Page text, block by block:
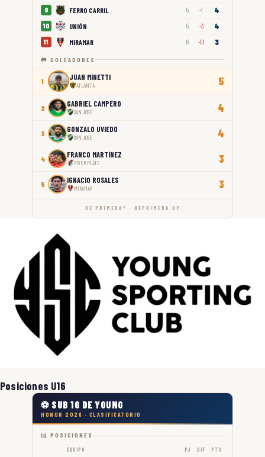
9 FERRO CARRIL 5 -1 4
10 UNIÓN 5 -3 4
11 MIRAMAR 6 -10 3
🥅 GOLEADORES
1 JUAN MINETTI
ATLANTA 5
2 GABRIEL CAMPERO
SAN JOSÉ 4
3 GONZALO UVIEDO
SAN JOSÉ 4
4 FRANCO MARTÍNEZ
RIVER PLATE 3
5 IGNACIO ROSALES
MIRAMAR 3
DE PRIMERA™ · DEPRIMERA.UY
Posiciones U16
⚽ SUB 16 DE YOUNG
HONOR 2026 · CLASIFICATORIO
📊 POSICIONES
EQUIPO PJ DIF PTS